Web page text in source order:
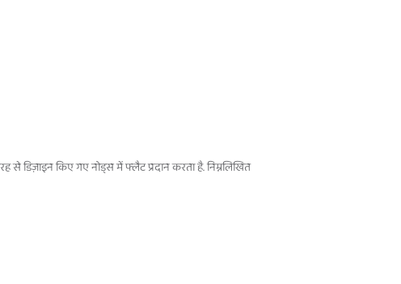
से डिज़ाइन किए गए नोड्स में फ्लैट प्रदान करता है. निम्नलिखित